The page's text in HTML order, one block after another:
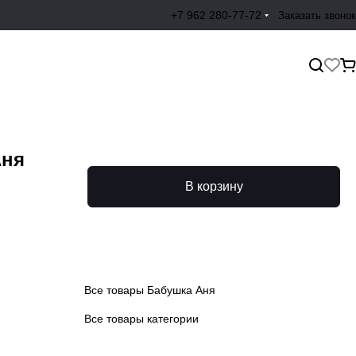
+7 962 280-77-72 Заказать звонок
В корзину
Все товары Бабушка Аня
Все товары категории